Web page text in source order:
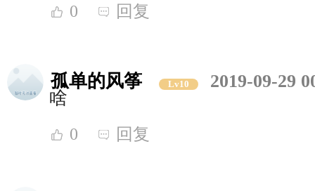
0 回复
孤单的风筝 Lv10
2019-09-29
啥
0 回复